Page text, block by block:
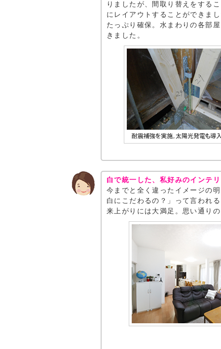
りましたが、間取り替えをする
にレイアウトすることができま
たっぷり確保。水まわりの各部
きました。
白で統一した、私好みのインテ
今までと全く違ったイメージの
白にこだわるの？」って言われ
来上がりには大満足。思い通り